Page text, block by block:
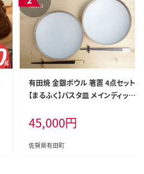
有田焼 金銀ボウル 箸置 4点セット
【まるふく】パスタ皿 メインディッシ
ンなパスタ皿 シンプル箸置 ペアパ
スタ皿 結婚祝 贈り物 ギフト 金銀
箸置 かわいい箸置 45000円 aq05
45,000円
佐賀県有田町